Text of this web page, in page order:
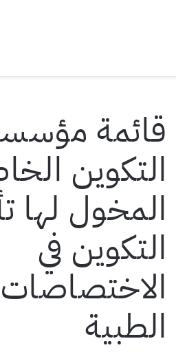
قائمة
التكوين
المخول لها
التكوين في
الطبية